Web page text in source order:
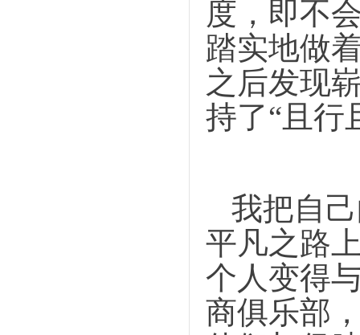
度，即不
踏实地做
之后发现
持了“且行
我把自
平凡之路
个人变得
商俱乐部